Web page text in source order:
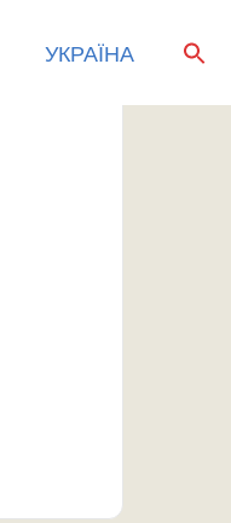
УКРАЇНА